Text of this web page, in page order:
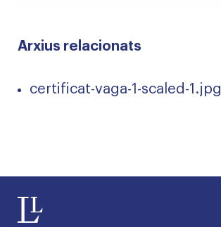
Arxius relacionats
certificat-vaga-1-scaled-1.jpg